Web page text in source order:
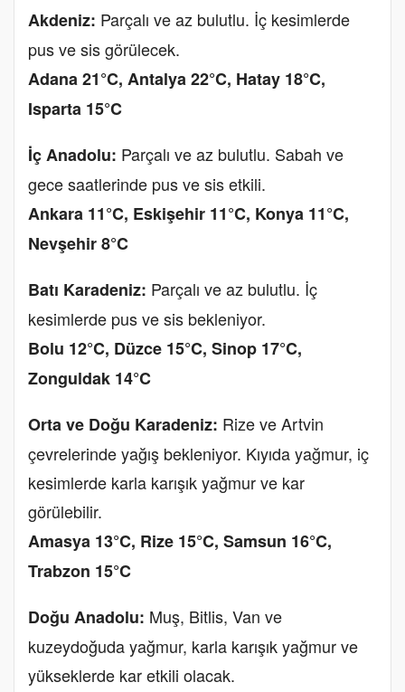
Akdeniz: Parçalı ve az bulutlu. İç kesimlerde
pus ve sis görülecek.
Adana 21°C, Antalya 22°C, Hatay 18°C,
Isparta 15°C
İç Anadolu: Parçalı ve az bulutlu. Sabah ve
gece saatlerinde pus ve sis etkili.
Ankara 11°C, Eskişehir 11°C, Konya 11°C,
Nevşehir 8°C
Batı Karadeniz: Parçalı ve az bulutlu. İç
kesimlerde pus ve sis bekleniyor.
Bolu 12°C, Düzce 15°C, Sinop 17°C,
Zonguldak 14°C
Orta ve Doğu Karadeniz: Rize ve Artvin
çevrelerinde yağış bekleniyor. Kıyıda yağmur, iç
kesimlerde karla karışık yağmur ve kar
görülebilir.
Amasya 13°C, Rize 15°C, Samsun 16°C,
Trabzon 15°C
Doğu Anadolu: Muş, Bitlis, Van ve
kuzeydoğuda yağmur, karla karışık yağmur ve
yükseklerde kar etkili olacak.